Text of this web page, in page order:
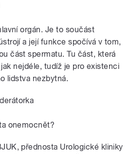
orgán. Je to součást
a její funkce spočívá v tom,
část spermatu. Tu část, která
nejdéle, tudíž je pro existenci
lidstva nezbytná.
onemocnět?
přednosta Urologické kliniky